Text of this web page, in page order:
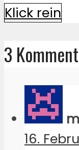
Klick rein
3
16.